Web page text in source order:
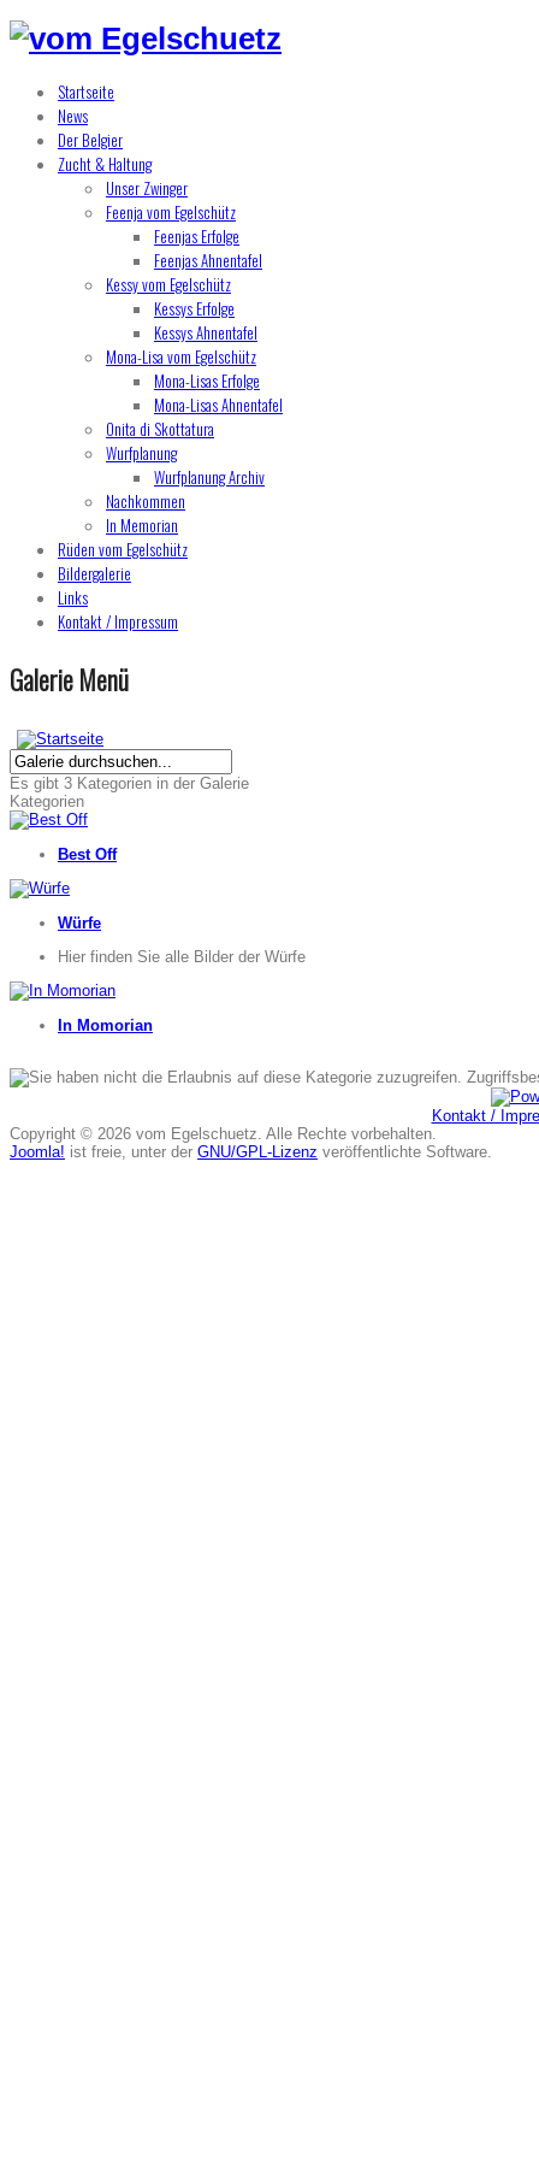
Startseite
News
Der Belgier
Zucht & Haltung
Unser Zwinger
Feenja vom Egelschütz
Feenjas Erfolge
Feenjas Ahnentafel
Kessy vom Egelschütz
Kessys Erfolge
Kessys Ahnentafel
Mona-Lisa vom Egelschütz
Mona-Lisas Erfolge
Mona-Lisas Ahnentafel
Onita di Skottatura
Wurfplanung
Wurfplanung Archiv
Nachkommen
In Memorian
Rüden vom Egelschütz
Bildergalerie
Links
Kontakt / Impressum
Galerie Menü
Es gibt 3 Kategorien in der Galerie
Kategorien
Best Off
Würfe
Hier finden Sie alle Bilder der Würfe
In Momorian
Kontakt /
Copyright © 2026 vom Egelschuetz. Alle Rechte vorbehalten.
Joomla! ist freie, unter der GNU/GPL-Lizenz veröffentlichte Software.